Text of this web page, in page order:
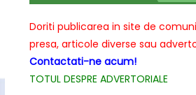
Doriti publicarea in site de
presa, articole diverse sau
Contactati-ne acum!
TOTUL DESPRE ADVERTORIALE